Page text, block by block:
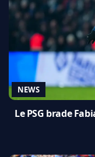
NEWS
Le PSG brade